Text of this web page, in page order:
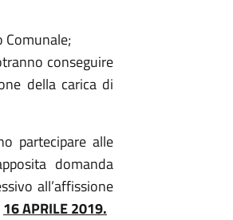
Comunale;
conseguire
della carica di
partecipare alle
domanda
all’affissione
16 APRILE 2019.